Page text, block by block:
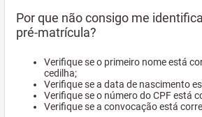
Por que não consigo me
pré-matrícula?
Verifique se o primeiro nome está
cedilha;
Verifique se a data de nascimento
Verifique se o número do CPF está
Verifique se a convocação está